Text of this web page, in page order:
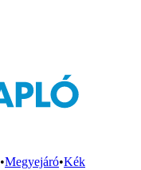
•Megyejáró•Kék